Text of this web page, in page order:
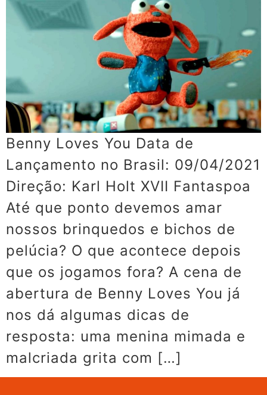
Benny Loves You Data de
Lançamento no Brasil: 09/04/2021
Direção: Karl Holt XVII Fantaspoa
Até que ponto devemos amar
nossos brinquedos e bichos de
pelúcia? O que acontece depois
que os jogamos fora? A cena de
abertura de Benny Loves You já
nos dá algumas dicas de
resposta: uma menina mimada e
malcriada grita com […]